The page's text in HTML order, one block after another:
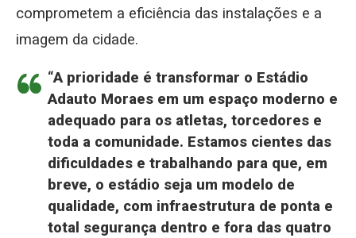
comprometem a eficiência das instalações e a
imagem da cidade.
“A prioridade é transformar o Estádio
Adauto Moraes em um espaço moderno e
adequado para os atletas, torcedores e
toda a comunidade. Estamos cientes das
dificuldades e trabalhando para que, em
breve, o estádio seja um modelo de
qualidade, com infraestrutura de ponta e
total segurança dentro e fora das quatro